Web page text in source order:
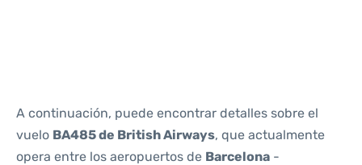
A continuación, puede encontrar detalles sobre el
vuelo BA485 de British Airways, que actualmente
opera entre los aeropuertos de Barcelona -